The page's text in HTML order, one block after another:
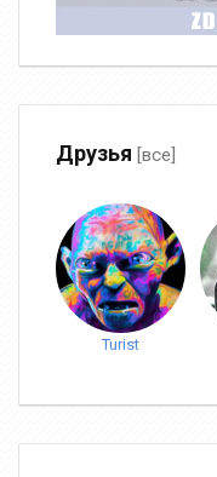
Друзья [все]
Turist